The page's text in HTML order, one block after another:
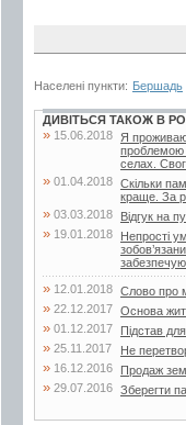
Населені пункти: Бершадь
ДИВІТЬСЯ ТАКОЖ В
» 15.06.2018
Я проживаю
проблемою
селах.
» 01.04.2018 Скільки
краще. За
» 03.03.2018 Відгук на
» 19.01.2018
Непрості
» 12.01.2018 Слово про
» 22.12.2017 Основа
» 01.12.2017 Підстав
» 25.11.2017 Не
» 16.12.2016 Продаж
» 29.07.2016 Зберегти